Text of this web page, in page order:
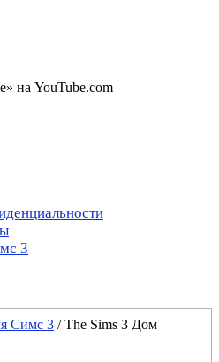
на YouTube.com
3
Симс 3 /The Sims 3 Дом